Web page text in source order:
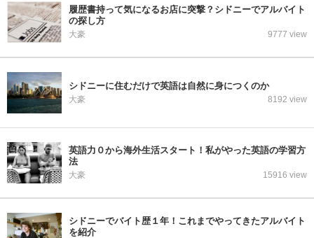
履歴書持って気になるお店に突撃？シドニーでアルバイト
の探し方
大豪 9777 view
シドニーに住むだけで英語は自然に身につくのか
大豪 8192 view
英語力０から海外生活スタート！私がやった英語の学習方
法
大豪 15916 view
シドニーでバイト歴１年！これまでやってきたアルバイト
を紹介